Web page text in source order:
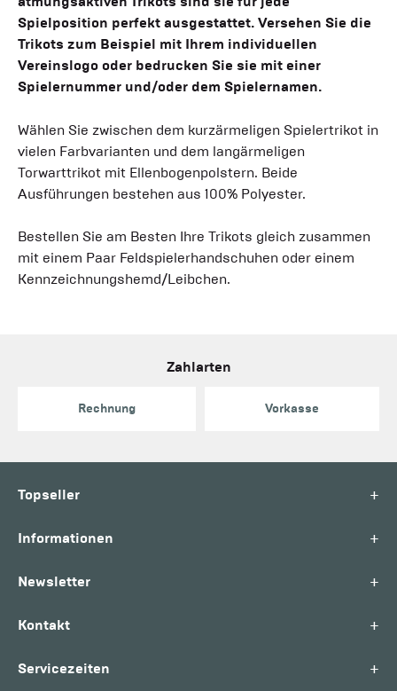
Spielposition perfekt ausgestattet. Versehen Sie die
Trikots zum Beispiel mit Ihrem individuellen
Vereinslogo oder bedrucken Sie sie mit einer
Spielernummer und/oder dem Spielernamen.
Wählen Sie zwischen dem kurzärmeligen Spielertrikot in
vielen Farbvarianten und dem langärmeligen
Torwarttrikot mit Ellenbogenpolstern. Beide
Ausführungen bestehen aus 100% Polyester.
Bestellen Sie am Besten Ihre Trikots gleich zusammen
mit einem Paar Feldspielerhandschuhen oder einem
Kennzeichnungshemd/Leibchen.
Zahlarten
Rechnung Vorkasse
Topseller +
Informationen +
Newsletter +
Kontakt +
Servicezeiten +